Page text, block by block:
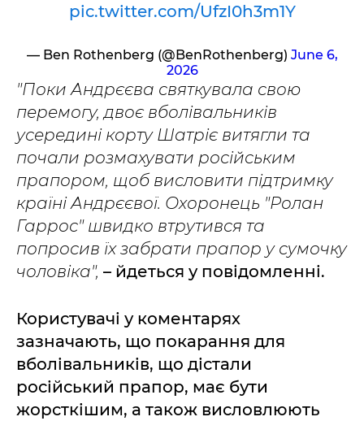
pic.twitter.com/UfzI0h3m1Y
— Ben Rothenberg (@BenRothenberg) June 6,
2026
"Поки Андрєєва святкувала свою
перемогу, двоє вболівальників
усередині корту Шатріє витягли та
почали розмахувати російським
прапором, щоб висловити підтримку
країні Андрєєвої. Охоронець "Ролан
Гаррос" швидко втрутився та
попросив їх забрати прапор у сумочку
чоловіка", – йдеться у повідомленні.
Користувачі у коментарях
зазначають, що покарання для
вболівальників, що дістали
російський прапор, має бути
жорсткішим, а також висловлюють